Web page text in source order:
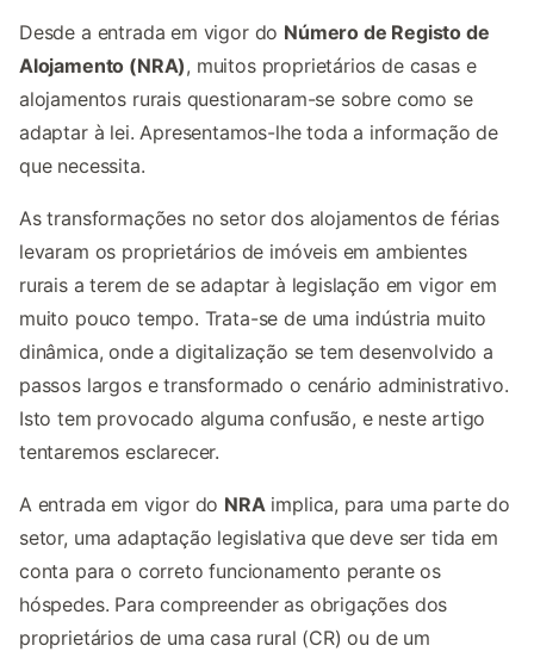
Desde a entrada em vigor do Número de Registo de
Alojamento (NRA), muitos proprietários de casas e
alojamentos rurais questionaram-se sobre como se
adaptar à lei. Apresentamos-lhe toda a informação de
que necessita.
As transformações no setor dos alojamentos de férias
levaram os proprietários de imóveis em ambientes
rurais a terem de se adaptar à legislação em vigor em
muito pouco tempo. Trata-se de uma indústria muito
dinâmica, onde a digitalização se tem desenvolvido a
passos largos e transformado o cenário administrativo.
Isto tem provocado alguma confusão, e neste artigo
tentaremos esclarecer.
A entrada em vigor do NRAimplica, para uma parte do
setor, uma adaptação legislativa que deve ser tida em
conta para o correto funcionamento perante os
hóspedes. Para compreender as obrigações dos
proprietários de uma casa rural (CR) ou de um